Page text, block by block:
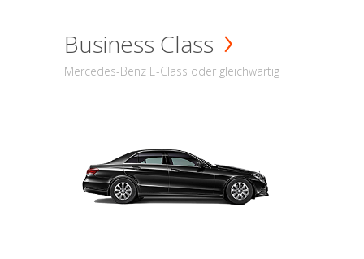
Business Class
Mercedes-Benz E-Class oder gleichwärtig